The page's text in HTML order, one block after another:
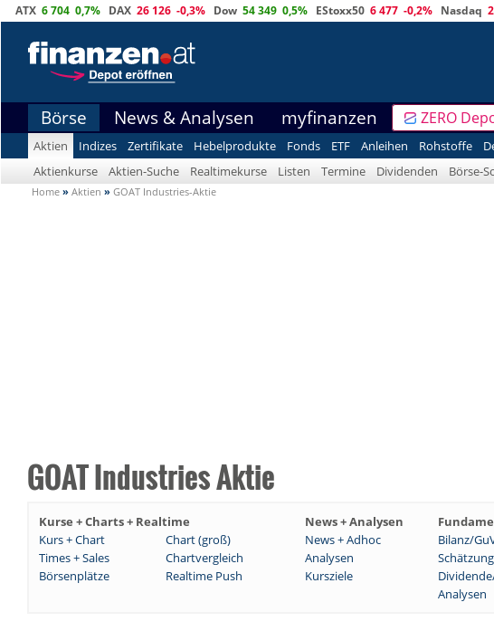
ATX 6 704 0,7% DAX 26 126 -0,3% Dow 54 349 0,5% EStoxx50 6 477 -0,2% Nasdaq
Börse News & Analysen myfinanzen ZERO
Aktien Indizes Zertifikate Hebelprodukte Fonds ETF Anleihen Rohstoffe
Aktienkurse
Aktien-Suche Realtimekurse Listen Termine Dividenden Börse-
Home » Aktien » GOAT Industries-Aktie
GOAT Industries Aktie
Kurse + Charts + Realtime News + Analysen
Kurs + Chart
Chart (groß) News + Adhoc Bilanz/
Times + Sales
Chartvergleich Analysen
Börsenplätze
Realtime Push Kursziele
Analysen